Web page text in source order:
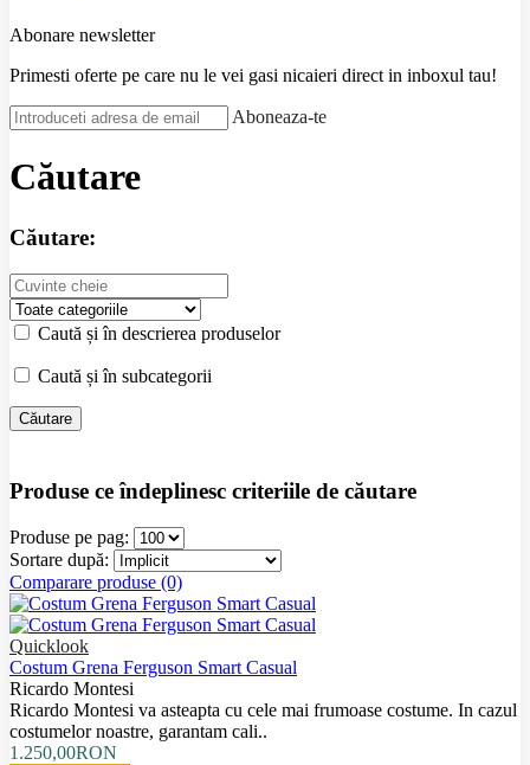
Abonare newsletter
Primesti oferte pe care nu le vei gasi nicaieri direct in inboxul tau!
Aboneaza-te
Căutare
Căutare:
Caută și în descrierea produselor
Caută și în subcategorii
Produse ce îndeplinesc criteriile de căutare
Produse pe pag:
Sortare după:
Comparare produse (0)
Quicklook
Costum Grena Ferguson Smart Casual
Ricardo Montesi
Ricardo Montesi va asteapta cu cele mai frumoase costume. In cazul
costumelor noastre, garantam cali..
1.250,00RON